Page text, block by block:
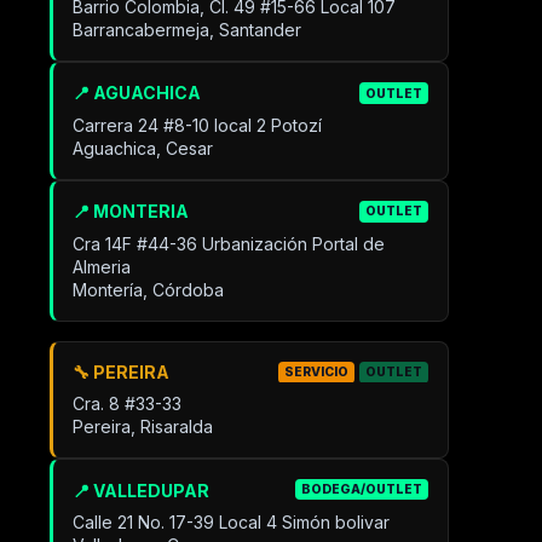
Barrio Colombia, Cl. 49 #15-66 Local 107
Barrancabermeja, Santander
📍 AGUACHICA OUTLET
Carrera 24 #8-10 local 2 Potozí
Aguachica, Cesar
📍 MONTERIA OUTLET
Cra 14F #44-36 Urbanización Portal de
Almeria
Montería, Córdoba
📍 VALLEDUPAR BODEGA/OUTLET
Calle 21 No. 17-39 Local 4 Simón bolivar
🔧 PEREIRA SERVICIO OUTLET
Cra. 8 #33-33
Pereira, Risaralda